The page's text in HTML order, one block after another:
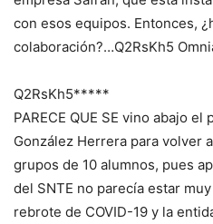
con esos equipos. Entonces,
colaboración?…Q2RsKh5
Q2RsKh5*****
PARECE QUE SE vino abajo
González Herrera para volver
grupos de 10 alumnos, pues
del SNTE no parecía estar
rebrote de COVID-19 y la